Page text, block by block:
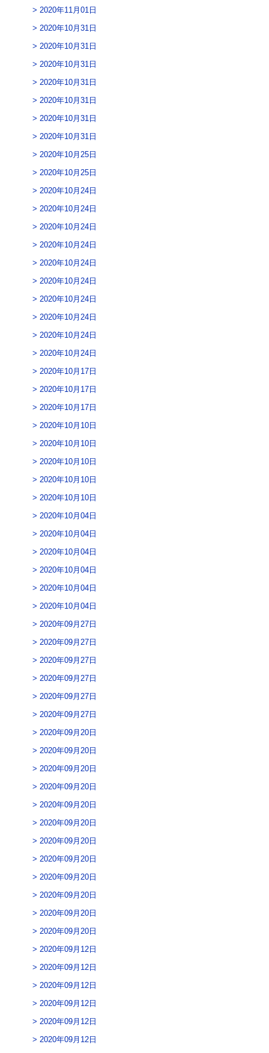
2020年11月01日
2020年10月31日
2020年10月31日
2020年10月31日
2020年10月31日
2020年10月31日
2020年10月31日
2020年10月31日
2020年10月25日
2020年10月25日
2020年10月24日
2020年10月24日
2020年10月24日
2020年10月24日
2020年10月24日
2020年10月24日
2020年10月24日
2020年10月24日
2020年10月24日
2020年10月24日
2020年10月17日
2020年10月17日
2020年10月17日
2020年10月10日
2020年10月10日
2020年10月10日
2020年10月10日
2020年10月10日
2020年10月04日
2020年10月04日
2020年10月04日
2020年10月04日
2020年10月04日
2020年10月04日
2020年09月27日
2020年09月27日
2020年09月27日
2020年09月27日
2020年09月27日
2020年09月27日
2020年09月20日
2020年09月20日
2020年09月20日
2020年09月20日
2020年09月20日
2020年09月20日
2020年09月20日
2020年09月20日
2020年09月20日
2020年09月20日
2020年09月20日
2020年09月20日
2020年09月12日
2020年09月12日
2020年09月12日
2020年09月12日
2020年09月12日
2020年09月12日